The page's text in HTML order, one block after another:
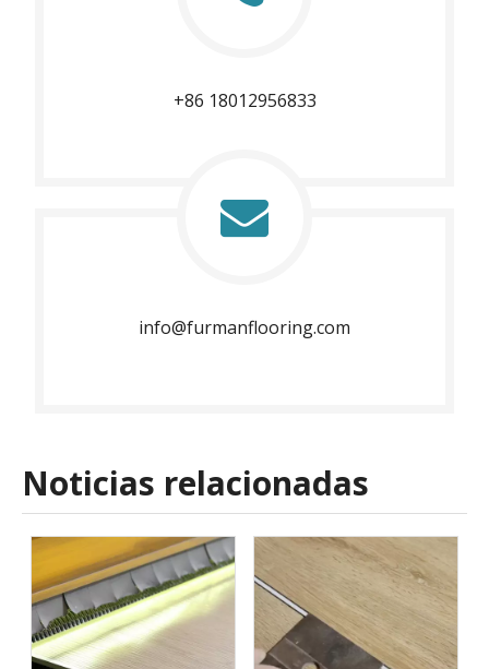
+86 18012956833​​​​​​​
info@furmanflooring.com​​​​​​​
Noticias relacionadas